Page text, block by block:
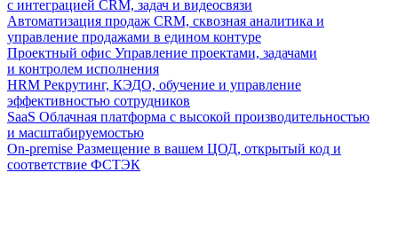
с интеграцией CRM, задач и видеосвязи
Автоматизация продаж CRM, сквозная аналитика и
управление продажами в едином контуре
Проектный офис Управление проектами, задачами
и контролем исполнения
HRM Рекрутинг, КЭДО, обучение и управление
эффективностью сотрудников
SaaS Облачная платформа с высокой производительностью
и масштабируемостью
On-premise Размещение в вашем ЦОД, открытый код и
соответствие ФСТЭК